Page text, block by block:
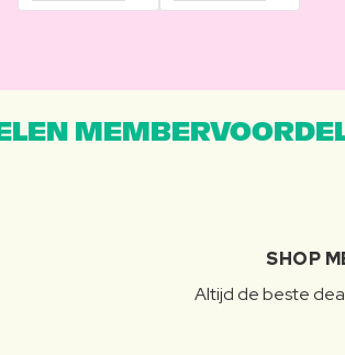
SHOP
Altijd de beste